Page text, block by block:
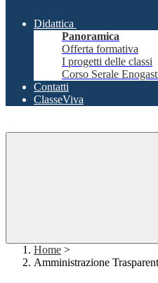
Didattica
Panoramica
Offerta formativa
I progetti delle classi
Corso Serale
Contatti
ClasseViva
Home >
Amministrazione